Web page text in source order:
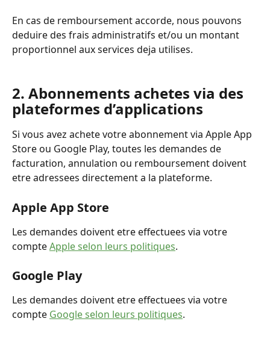
En cas de remboursement accorde, nous pouvons
deduire des frais administratifs et/ou un montant
proportionnel aux services deja utilises.
2. Abonnements achetes via des
plateformes d’applications
Si vous avez achete votre abonnement via Apple App
Store ou Google Play, toutes les demandes de
facturation, annulation ou remboursement doivent
etre adressees directement a la plateforme.
Apple App Store
Les demandes doivent etre effectuees via votre
compte Apple selon leurs politiques.
Google Play
Les demandes doivent etre effectuees via votre
compte Google selon leurs politiques.